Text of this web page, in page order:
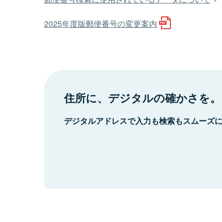
2025年度版郵便番号の変更案内
住所に、デジタルの確かさを。
デジタルアドレスで入力も検索もスムーズ